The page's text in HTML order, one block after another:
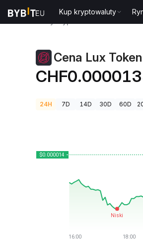
Kup kryptowaluty
Cena Lux Token
24H 7D 14D 30D 60D